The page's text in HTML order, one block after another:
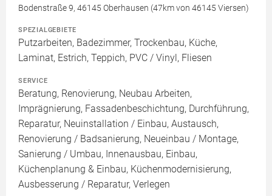
Bodenstraße 9, 46145 Oberhausen (47km von 46145 Viersen)
SPEZIALGEBIETE
Putzarbeiten, Badezimmer, Trockenbau, Küche,
Laminat, Estrich, Teppich, PVC / Vinyl, Fliesen
SERVICE
Beratung, Renovierung, Neubau Arbeiten,
Imprägnierung, Fassadenbeschichtung, Durchführung,
Reparatur, Neuinstallation / Einbau, Austausch,
Renovierung / Badsanierung, Neueinbau / Montage,
Sanierung / Umbau, Innenausbau, Einbau,
Küchenplanung & Einbau, Küchenmodernisierung,
Ausbesserung / Reparatur, Verlegen